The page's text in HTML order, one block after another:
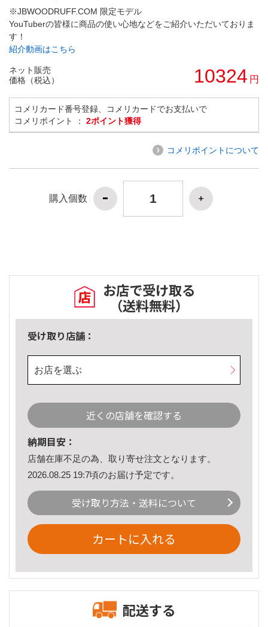
※JBWOODRUFF.COM 限定モデル
YouTuberの皆様に商品の使い心地などをご紹介いただいておりま
す！
紹介動画はこちら
ネット販売
価格（税込）
10324 円
コメリカード番号登録、コメリカードでお支払いで
コメリポイント ： 2ポイント獲得
コメリポイントについて
購入個数
お店で受け取る
（送料無料）
受け取り店舗：
お店を選ぶ
近くの店舗を確認する
納期目安：
店舗在庫不足の為、取り寄せ注文となります。
2026.08.25 19:7頃のお届け予定です。
受け取り方法・送料について
カートに入れる
配送する